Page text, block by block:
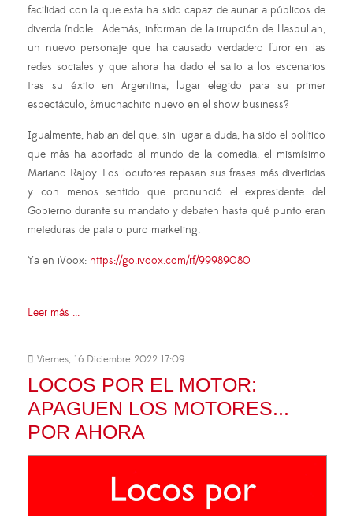
facilidad con la que esta ha sido capaz de aunar a públicos de
diverda índole. Además, informan de la irrupción de Hasbullah,
un nuevo personaje que ha causado verdadero furor en las
redes sociales y que ahora ha dado el salto a los escenarios
tras su éxito en Argentina, lugar elegido para su primer
espectáculo, ¿muchachito nuevo en el show business?
Igualmente, hablan del que, sin lugar a duda, ha sido el político
que más ha aportado al mundo de la comedia: el mismísimo
Mariano Rajoy. Los locutores repasan sus frases más divertidas
y con menos sentido que pronunció el expresidente del
Gobierno durante su mandato y debaten hasta qué punto eran
meteduras de pata o puro marketing.
Ya en iVoox: https://go.ivoox.com/rf/99989080
Leer más ...
Viernes, 16 Diciembre 2022 17:09
LOCOS POR EL MOTOR:
APAGUEN LOS MOTORES...
POR AHORA